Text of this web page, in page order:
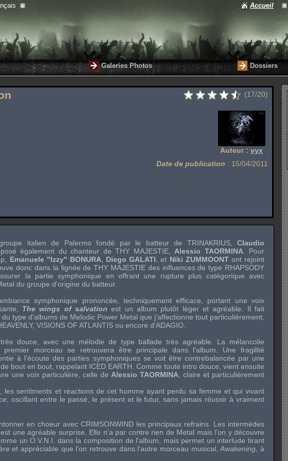
Accueil
Galeries Photos Dossiers
(17/20)
Auteur : vyx
Date de publication : 15/04/2011
italien de Palermofondé par le batteur de TRINAKRIUS,Claudio
également du chanteur deTHY MAJESTIE, Alessio TAORMINA . Pour
Emanuele "Izzy" BONURA Diego GALATI , et Niki ZUMMOONT ont rejoint
donc dans la lignée deTHY MAJESTIE des influences de type RHAPSODY
la partie symphonique en offrant une rupture plus catégorique avec
du groupe d'origine du batteur.
symphonique prononcée, techniquement efficace, portant une voix
The wings of salvationest un album plutôt léger et agréable. Il fait
type d'albums de Melodic Power Metal que j'affectionne tout particulièrement,
, VISIONS OF ATLANTIS ou encore d'ADAGIO
douce, avec une mélodie de type ballade très agréable. La mélancolie
morceau se retrouvera être principale dans l'album. Une fragilité
à l'écoute des parties symphoniques se voit être contrebalancée par une
bout en bout, rappelant ICED EARTH . Comme toute intro douce, vient ensuite
une voix particulière, celle de Alessio TAORMINA , claire et particulièrement
sentiments et réactions de cet homme ayant perdu sa femme et qui vivant
oscillant entre le passé, le présent et le futur, sans jamais réussir à vraiment
en choeur avec CRIMSONWIND les principaux refrains. Les intermèdes
est une agréable surprise. Elle n'a par contre rien de Metal mais l'on y découvre
unO.V.N.I.
dans la composition de l'album, mais permet un interlude tirant
et appréciable que l'on retrouve dans l'autre morceau musical,Awakening , à